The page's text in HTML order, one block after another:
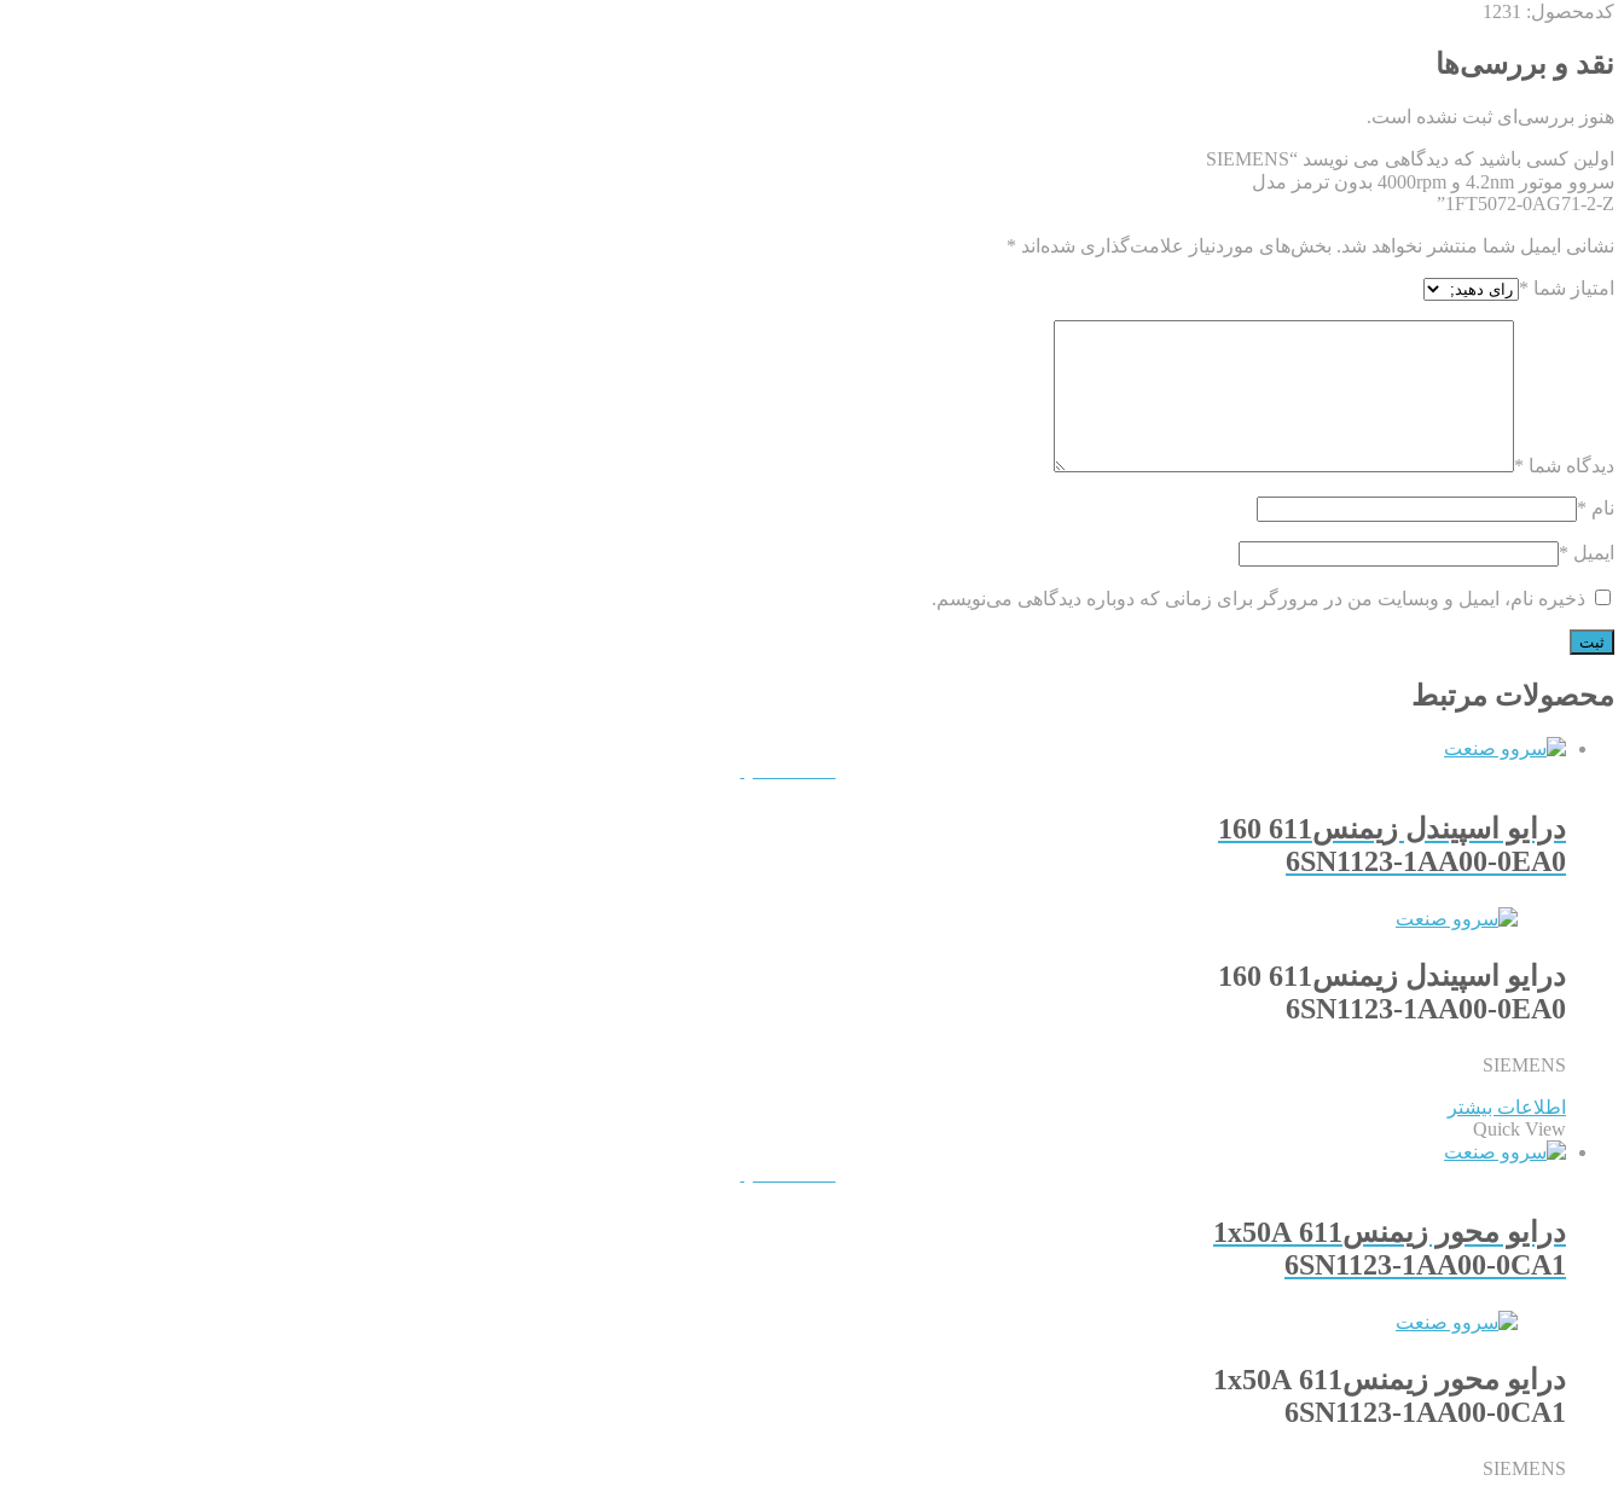
کدمحصول: 1231
نقد و بررسی‌ها
هنوز بررسی‌ای ثبت نشده است.
اولین کسی باشید که دیدگاهی می نویسد “SIEMENS
سروو موتور 4.2nm و 4000rpm بدون ترمز مدل
1FT5072-0AG71-2-Z”
نشانی ایمیل شما منتشر نخواهد شد. بخش‌های موردنیاز علامت‌گذاری شده‌اند *
امتیاز شما *
دیدگاه شما *
نام *
ایمیل *
ذخیره نام، ایمیل و وبسایت من در مرورگر برای زمانی که دوباره دیدگاهی می‌نویسم.
محصولات مرتبط
درایو اسپیندل زیمنس611 160
6SN1123-1AA00-0EA0
درایو اسپیندل زیمنس611 160
6SN1123-1AA00-0EA0
SIEMENS
اطلاعات بیشتر
Quick View
درایو محور زیمنس611 1x50A
6SN1123-1AA00-0CA1
درایو محور زیمنس611 1x50A
6SN1123-1AA00-0CA1
SIEMENS